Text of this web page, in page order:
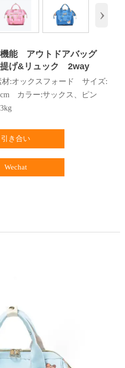
›
能 アウトドアバッグ
げ&リュック 2way
:オックスフォード サイズ:
カラー:サックス、ピン
引き合い
Wechat